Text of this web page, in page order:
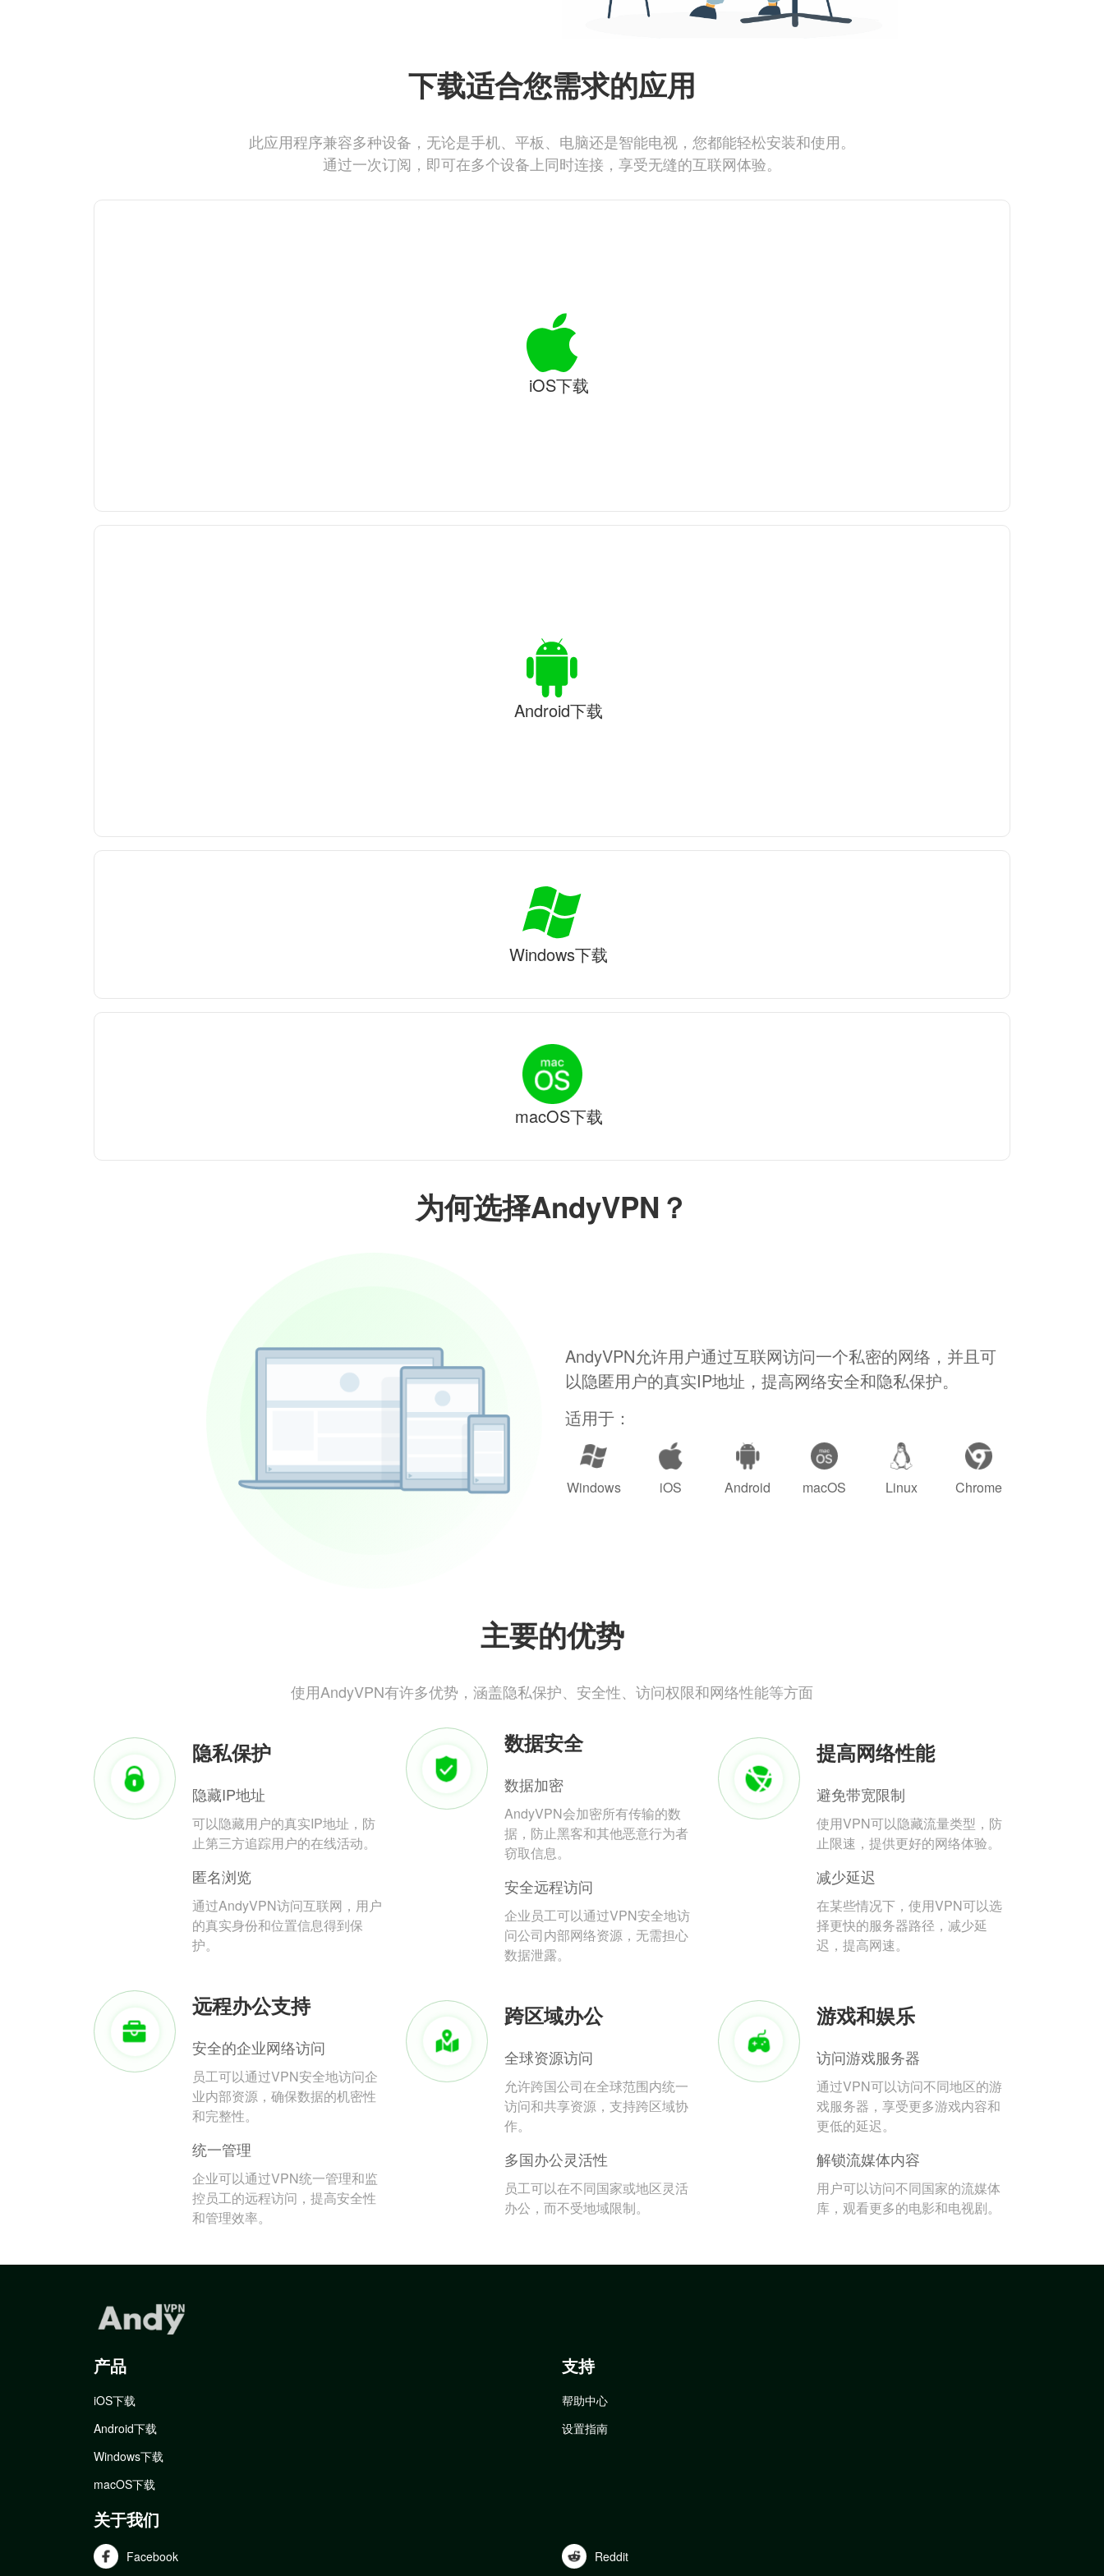
为何选择AndyVPN？
AndyVPN允许用户通过互联网访问一个私密的网络，并且可
以隐匿用户的真实IP地址，提高网络安全和隐私保护。
适用于：
Windows iOS Android macOS Linux Chrome
主要的优势
使用AndyVPN有许多优势，涵盖隐私保护、安全性、访问权限和网络性能等方面
隐私保护
隐藏IP地址
可以隐藏用户的真实IP地址，防
止第三方追踪用户的在线活动。
匿名浏览
通过AndyVPN访问互联网，用户
的真实身份和位置信息得到保
护。
数据安全
数据加密
AndyVPN会加密所有传输的数
据，防止黑客和其他恶意行为者
窃取信息。
安全远程访问
企业员工可以通过VPN安全地访
问公司内部网络资源，无需担心
数据泄露。
提高网络性能
避免带宽限制
使用VPN可以隐藏流量类型，防
止限速，提供更好的网络体验。
减少延迟
在某些情况下，使用VPN可以选
择更快的服务器路径，减少延
迟，提高网速。
远程办公支持
安全的企业网络访问
员工可以通过VPN安全地访问企
业内部资源，确保数据的机密性
和完整性。
统一管理
企业可以通过VPN统一管理和监
控员工的远程访问，提高安全性
和管理效率。
跨区域办公
全球资源访问
允许跨国公司在全球范围内统一
访问和共享资源，支持跨区域协
作。
多国办公灵活性
员工可以在不同国家或地区灵活
办公，而不受地域限制。
游戏和娱乐
访问游戏服务器
通过VPN可以访问不同地区的游
戏服务器，享受更多游戏内容和
更低的延迟。
解锁流媒体内容
用户可以访问不同国家的流媒体
库，观看更多的电影和电视剧。
下载适合您需求的应用
此应用程序兼容多种设备，无论是手机、平板、电脑还是智能电视，您都能轻松安装和使用。
通过一次订阅，即可在多个设备上同时连接，享受无缝的互联网体验。
iOS下载
Android下载
Windows下载
macOS下载
产品
iOS下载
Android下载
Windows下载
macOS下载
支持
帮助中心
设置指南
关于我们
Facebook Reddit